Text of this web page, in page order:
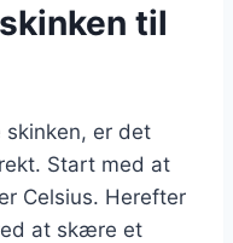
til
er det
Start med at
Celsius. Herefter
at skære et